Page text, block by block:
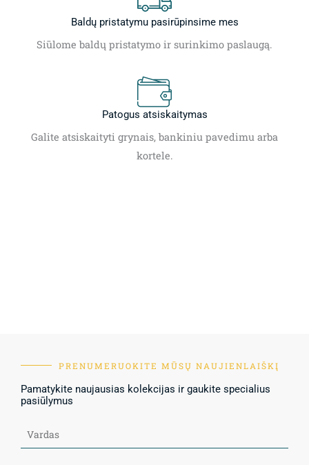
Baldų pristatymu pasirūpinsime mes
Siūlome baldų pristatymo ir surinkimo paslaugą.
Patogus atsiskaitymas
Galite atsiskaityti grynais, bankiniu pavedimu arba
kortele.
PRENUMERUOKITE MŪSŲ NAUJIENLAIŠKĮ
Pamatykite naujausias kolekcijas ir gaukite specialius
pasiūlymus